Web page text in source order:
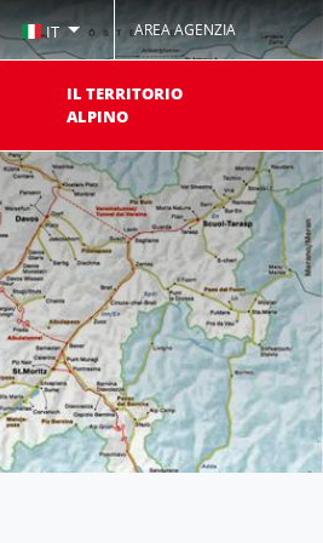
IT AREA AGENZIA
IL TERRITORIO
ALPINO